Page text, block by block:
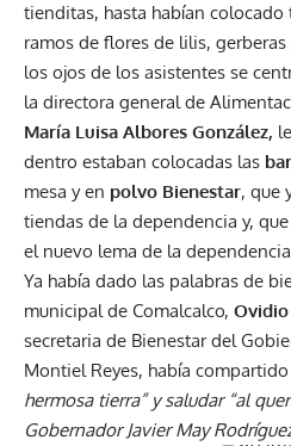
tienditas, hasta habían
ramos de flores de lilis,
los ojos de los asistentes se
la directora general de
María Luisa Albores González,
dentro estaban colocadas las
mesa y en polvo Bienestar, que
tiendas de la dependencia y,
el nuevo lema de la
Ya había dado las palabras de
municipal de Comalcalco, Ovidio
secretaria de Bienestar del
Montiel Reyes, había
hermosa tierra” y saludar “al
Gobernador Javier May